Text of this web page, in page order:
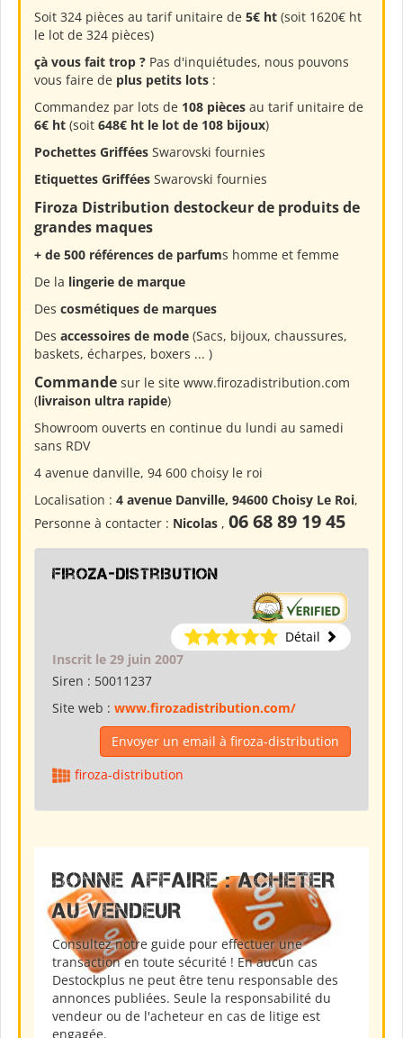
Soit 324 pièces au tarif unitaire de 5€ ht (soit 1620€ ht
le lot de 324 pièces)
çà vous fait trop ? Pas d'inquiétudes, nous pouvons
vous faire de plus petits lots :
Commandez par lots de 108 pièces au tarif unitaire de
6€ ht (soit 648€ ht le lot de 108 bijoux)
Pochettes Griffées Swarovski fournies
Etiquettes Griffées Swarovski fournies
Firoza Distribution destockeur de produits de
grandes maques
+ de 500 références de parfums homme et femme
De la lingerie de marque
Des cosmétiques de marques
Des accessoires de mode (Sacs, bijoux, chaussures,
baskets, écharpes, boxers ... )
Commande sur le site www.firozadistribution.com
(livraison ultra rapide)
Showroom ouverts en continue du lundi au samedi
sans RDV
4 avenue danville, 94 600 choisy le roi
Localisation : 4 avenue Danville, 94600 Choisy Le Roi,
Personne à contacter : Nicolas , 06 68 89 19 45
firoza-distribution
Détail
Inscrit le 29 juin 2007
Siren : 50011237
Site web : www.firozadistribution.com/
Envoyer un email à firoza-distribution
firoza-distribution
BONNE AFFAIRE : ACHETER
AU VENDEUR
Consultez notre guide pour effectuer une
transaction en toute sécurité ! En aucun cas
Destockplus ne peut être tenu responsable des
annonces publiées. Seule la responsabilité du
vendeur ou de l'acheteur en cas de litige est
engagée.